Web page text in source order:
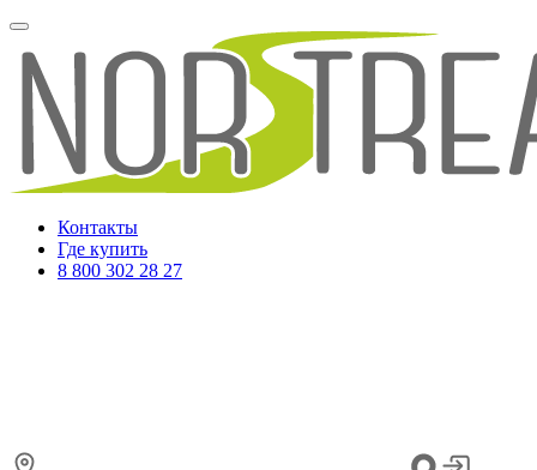
Контакты
Где купить
8 800 302 28 27